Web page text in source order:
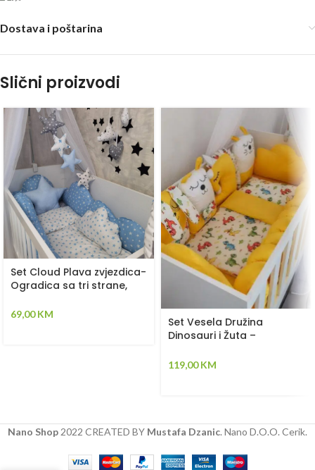
Dostava i poštarina
Slični proizvodi
Set Cloud Plava zvjezdica-
Ogradica sa tri strane,
ukrasna jastuka –
69,00KM
Set Vesela Družina
Dinosauri i Žuta –
pletenica, plahta, jastuk,
119,00KM
Nano Shop 2022 CREATED BY Mustafa Dzanic. Nano D.O.O. Cerik.